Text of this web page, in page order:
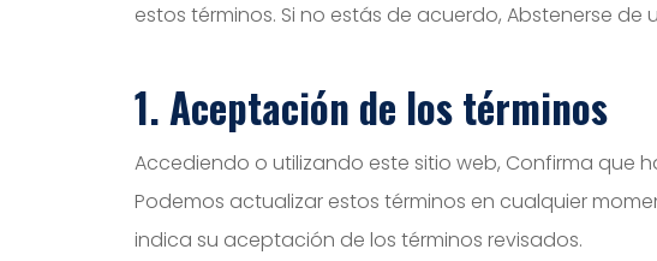
estos términos. Si no estás de acuerdo, Abstenerse de
1. Aceptación de los términos
Accediendo o utilizando este sitio web, Confirma que
Podemos actualizar estos términos en cualquier
indica su aceptación de los términos revisados.